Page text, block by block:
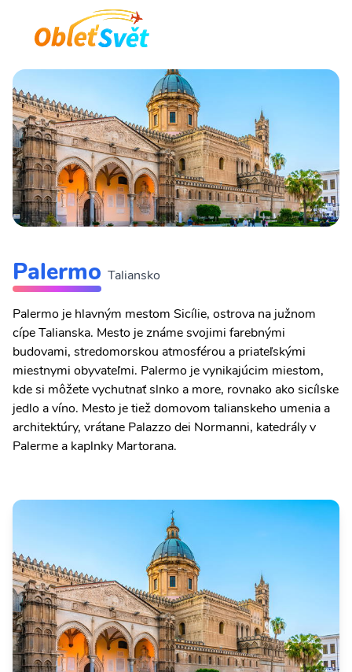
Palermo Taliansko
Palermo je hlavným mestom Sicílie, ostrova na južnom
cípe Talianska. Mesto je známe svojimi farebnými
budovami, stredomorskou atmosférou a priateľskými
miestnymi obyvateľmi. Palermo je vynikajúcim miestom,
kde si môžete vychutnať slnko a more, rovnako ako sicílske
jedlo a víno. Mesto je tiež domovom talianskeho umenia a
architektúry, vrátane Palazzo dei Normanni, katedrály v
Palerme a kaplnky Martorana.